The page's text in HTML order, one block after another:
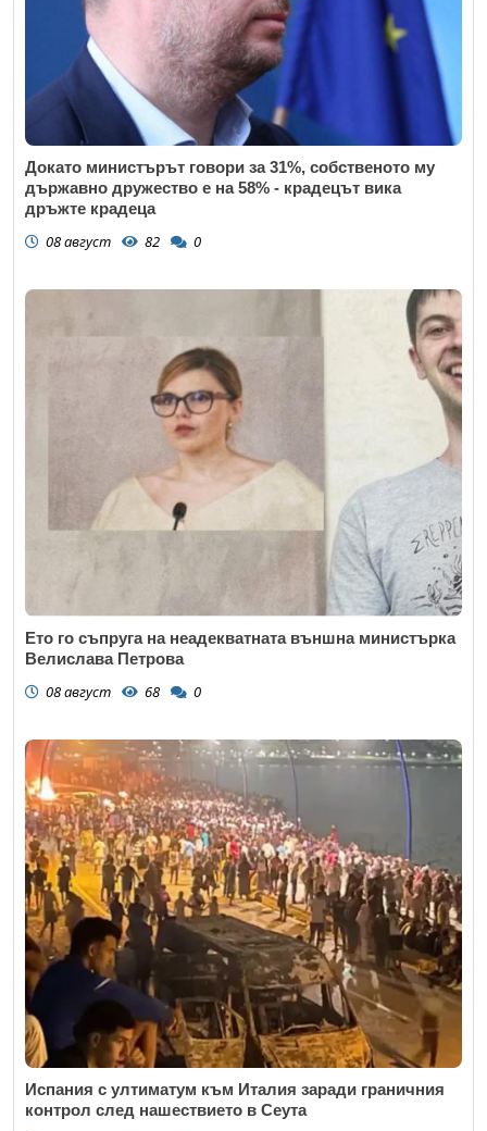
Докато министърът говори за 31%, собственото му
държавно дружество е на 58% - крадецът вика
дръжте крадеца
08 август 82 0
Ето го съпруга на неадекватната външна министърка
Велислава Петрова
08 август 68 0
Испания с ултиматум към Италия заради граничния
контрол след нашествието в Сеута